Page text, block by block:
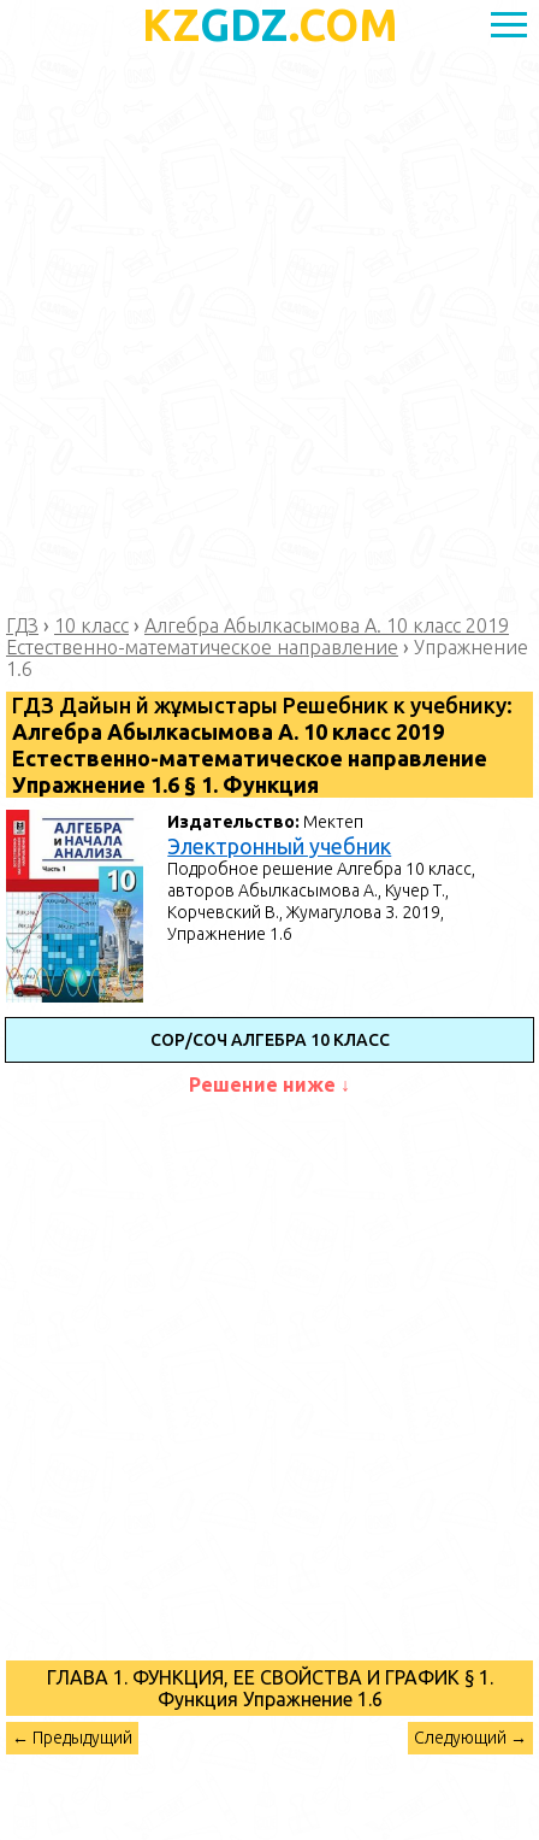
KZGDZ.COM
ГДЗ › 10 класс › Алгебра Абылкасымова А. 10 класс 2019
Естественно-математическое направление › Упражнение
1.6
ГДЗ Дайын үй жұмыстары Решебник к учебнику:
Алгебра Абылкасымова А. 10 класс 2019
Естественно-математическое направление
Упражнение 1.6 § 1. Функция
Издательство: Мектеп
Электронный учебник
Подробное решение Алгебра 10 класс,
авторов Абылкасымова А., Кучер Т.,
Корчевский В., Жумагулова З. 2019,
Упражнение 1.6
СОР/СОЧ АЛГЕБРА 10 КЛАСС
Решение ниже ↓
ГЛАВА 1. ФУНКЦИЯ, ЕЕ СВОЙСТВА И ГРАФИК § 1.
Функция Упражнение 1.6
← Предыдущий Следующий →